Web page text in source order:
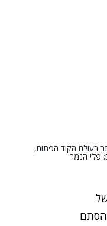
החברה הגדולה ביותר בעולם הקוד הפתום,
הסתם